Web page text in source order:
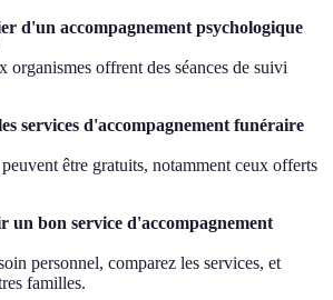
d'un accompagnement psychologique
organismes offrent des séances de suivi
services d'accompagnement funéraire
être gratuits, notamment ceux offerts
un bon service d'accompagnement
personnel, comparez les services, et
familles.